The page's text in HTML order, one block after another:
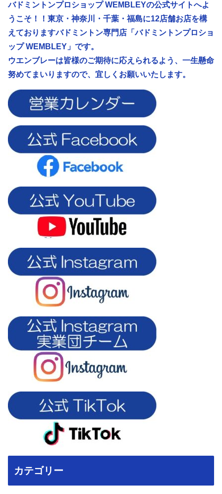
バドミントンプロショップ WEMBLEYの公式サイトへよ
うこそ！！東京・神奈川・千葉・福島に12店舗お店を構
えておりますバドミントン専門店「バドミントンプロショ
ップ WEMBLEY」です。
ウエンブレーは皆様のご期待に応えられるよう、 一生懸命
努めてまいりますので、宜しくお願いいたします。
カテゴリー